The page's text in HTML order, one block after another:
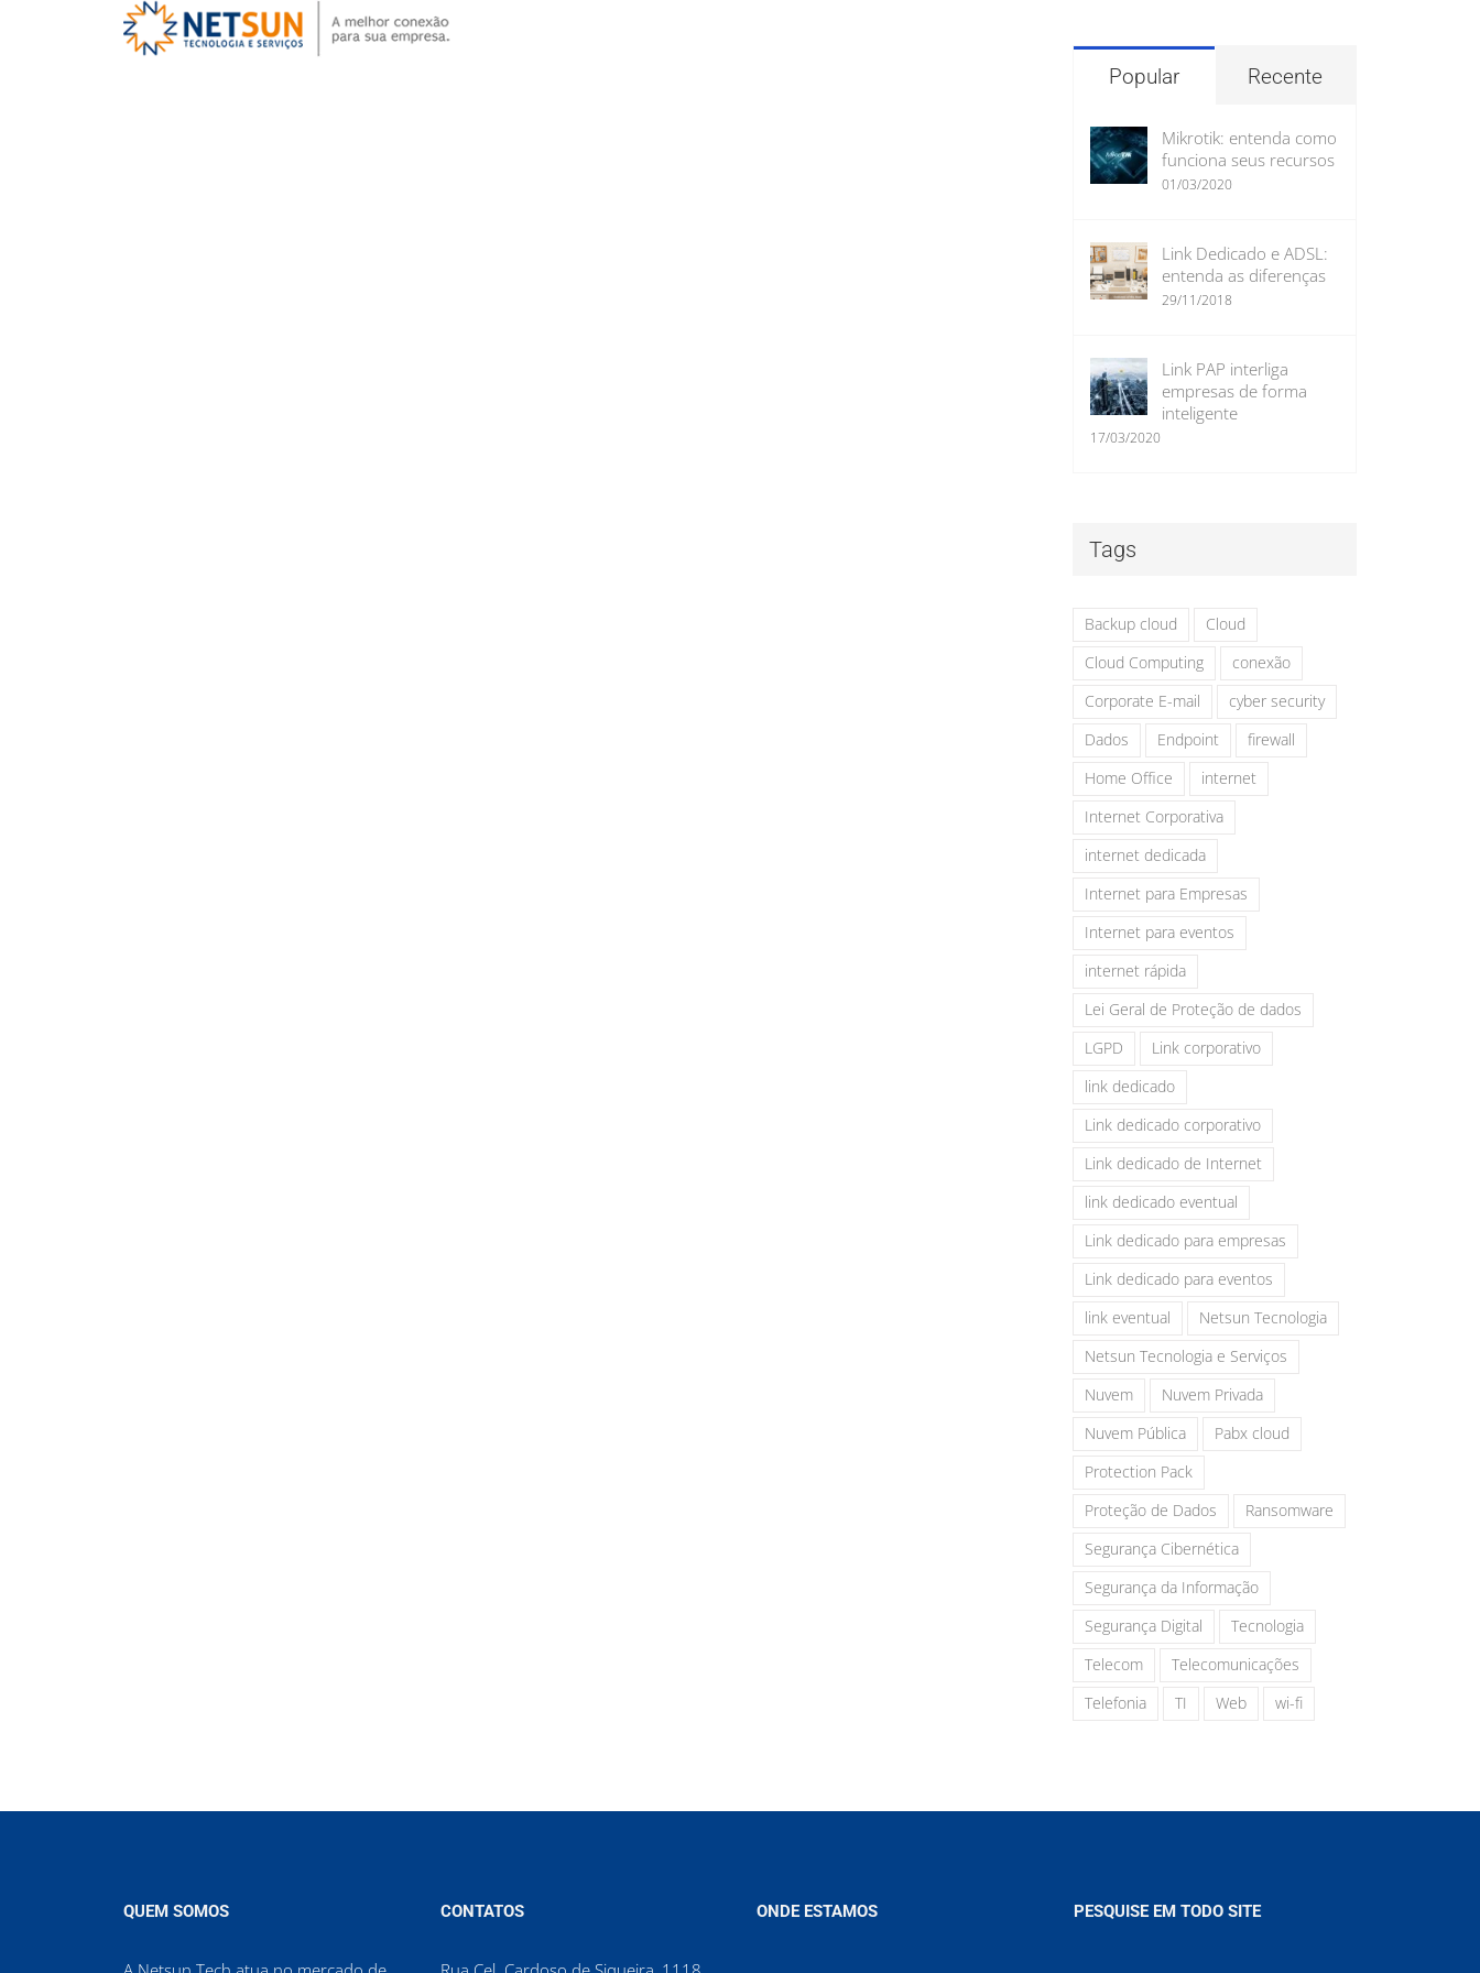
Popular Recente
Mikrotik: entenda como
funciona seus recursos
01/03/2020
Link Dedicado e ADSL:
entenda as diferenças
29/11/2018
Link PAP interliga
empresas de forma
inteligente
17/03/2020
Tags
Backup cloud
Cloud
Cloud Computing
conexão
Corporate E-mail
cyber security
Dados
Endpoint
firewall
Home Office
internet
Internet Corporativa
internet dedicada
Internet para Empresas
Internet para eventos
internet rápida
Lei Geral de Proteção de dados
LGPD
Link corporativo
link dedicado
Link dedicado corporativo
Link dedicado de Internet
link dedicado eventual
Link dedicado para empresas
Link dedicado para eventos
link eventual
Netsun Tecnologia
Netsun Tecnologia e Serviços
Nuvem
Nuvem Privada
Nuvem Pública
Pabx cloud
Protection Pack
Proteção de Dados
Ransomware
Segurança Cibernética
Segurança da Informação
Segurança Digital
Tecnologia
Telecom
Telecomunicações
Telefonia
TI Web wi-fi
QUEM SOMOS CONTATOS ONDE ESTAMOS PESQUISE EM TODO SITE